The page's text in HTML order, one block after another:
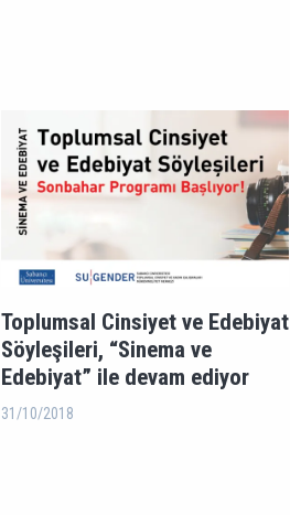
Toplumsal Cinsiyet ve Edebiyat
Söyleşileri, “Sinema ve
Edebiyat” ile devam ediyor
31/10/2018